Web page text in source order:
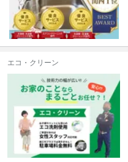
エコ・クリーン